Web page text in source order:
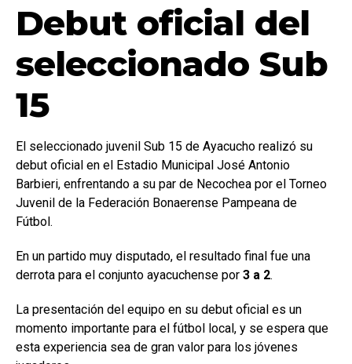
Debut oficial del
seleccionado Sub
15
El seleccionado juvenil Sub 15 de Ayacucho realizó su
debut oficial en el Estadio Municipal José Antonio
Barbieri, enfrentando a su par de Necochea por el Torneo
Juvenil de la Federación Bonaerense Pampeana de
Fútbol.
En un partido muy disputado, el resultado final fue una
derrota para el conjunto ayacuchense por 3 a 2.
La presentación del equipo en su debut oficial es un
momento importante para el fútbol local, y se espera que
esta experiencia sea de gran valor para los jóvenes